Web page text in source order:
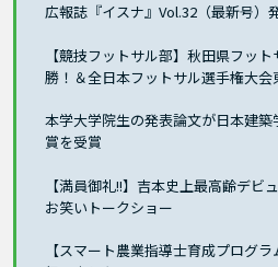
広報誌『イスナ』Vol.32（最新号）
【競技フットサル部】秋田県フッ
勝！＆全日本フットサル選手権大会
本学大学院生の発表論文が日本建
賞を受賞
【満員御礼!!】吉本史上最高齢デビ
お笑いトークショー
【スマート農業指導士育成プログ